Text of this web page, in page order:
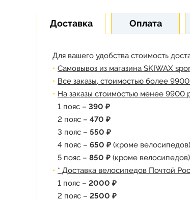
Доставка Оплата
Для вашего удобства стоимость
Самовывоз из магазина SKIWAX
Все заказы, стоимостью более
На заказы стоимостью менее 9900
1 пояс – 390 ₽
2 пояс – 470 ₽
3 пояс – 550 ₽
4 пояс – 650 ₽ (кроме велосипедов)
5 пояс – 850 ₽ (кроме велосипедов)
* Доставка велосипедов Почтой
1 пояс – 2000 ₽
2 пояс – 2500 ₽